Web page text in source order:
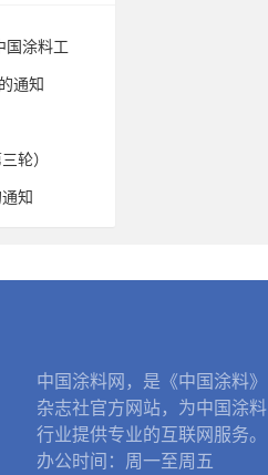
国涂料工
通知
轮）
知
中国涂料网，是《中国涂料》
杂志社官方网站，为中国涂料
行业提供专业的互联网服务。
办公时间：周一至周五